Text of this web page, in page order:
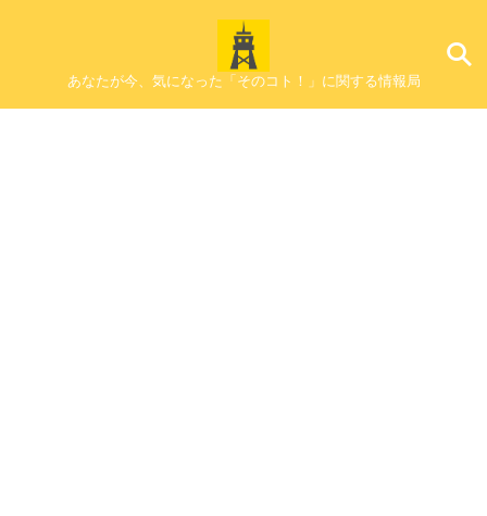
あなたが今、気になった「そのコト！」に関する情報局